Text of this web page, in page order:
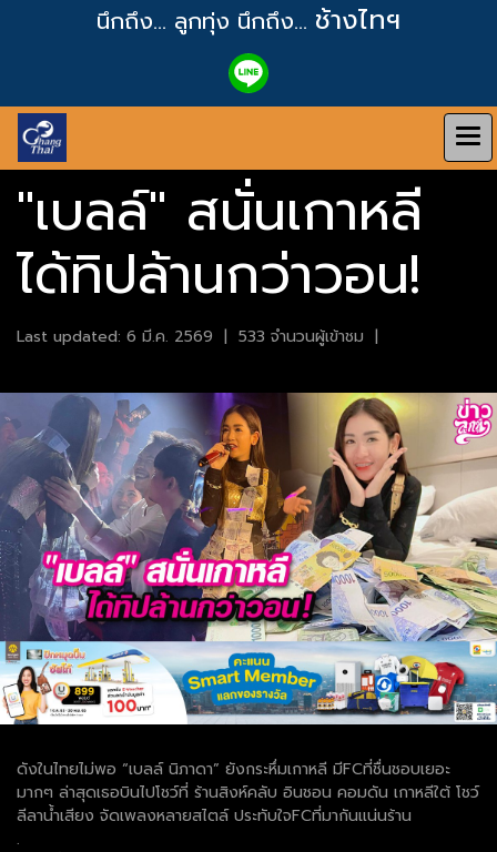
นึกถึง... ลูกทุ่ง นึกถึง... ช้างไทฯ
"เบลล์" สนั่นเกาหลี
ได้ทิปล้านกว่าวอน!
Last updated: 6 มี.ค. 2569 | 533 จำนวนผู้เข้าชม |
ดังในไทยไม่พอ “เบลล์ นิภาดา” ยังกระหึ่มเกาหลี มีFCที่ชื่นชอบเยอะ
มากๆ ล่าสุดเธอบินไปโชว์ที่ ร้านสิงห์คลับ อินชอน คอมดัน เกาหลีใต้ โชว์
ลีลาน้ำเสียง จัดเพลงหลายสไตล์ ประทับใจFCที่มากันแน่นร้าน
.